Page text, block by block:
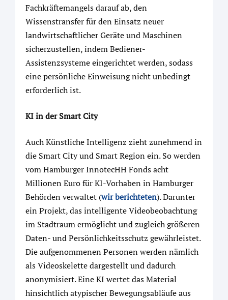
Fachkräftemangels darauf ab, den
Wissenstransfer für den Einsatz neuer
landwirtschaftlicher Geräte und Maschinen
sicherzustellen, indem Bediener-
Assistenzsysteme eingerichtet werden, sodass
eine persönliche Einweisung nicht unbedingt
erforderlich ist.
KI in der Smart City
Auch Künstliche Intelligenz zieht zunehmend in
die Smart City und Smart Region ein. So werden
vom Hamburger InnotecHH Fonds acht
Millionen Euro für KI-Vorhaben in Hamburger
Behörden verwaltet (wir berichteten). Darunter
ein Projekt, das intelligente Videobeobachtung
im Stadtraum ermöglicht und zugleich größeren
Daten- und Persönlichkeitsschutz gewährleistet.
Die aufgenommenen Personen werden nämlich
als Videoskelette dargestellt und dadurch
anonymisiert. Eine KI wertet das Material
hinsichtlich atypischer Bewegungsabläufe aus